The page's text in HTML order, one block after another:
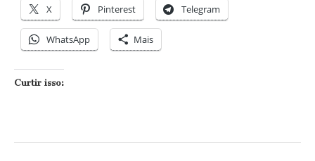
X Pinterest Telegram
WhatsApp Mais
Curtir isso: